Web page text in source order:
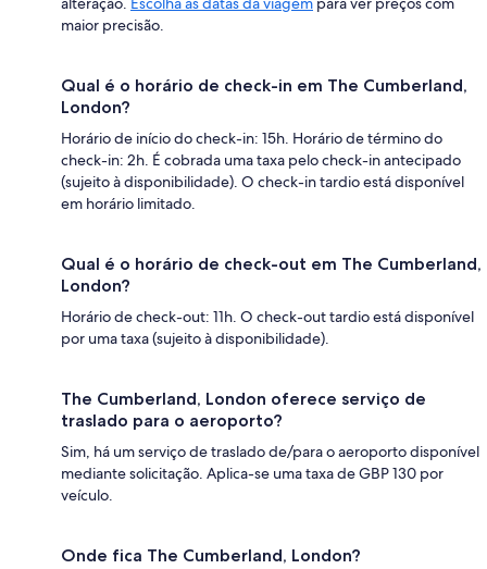
maior precisão.
Qual é o horário de check-in em The Cumberland,
London?
Horário de início do check-in: 15h. Horário de término do
check-in: 2h. É cobrada uma taxa pelo check-in antecipado
(sujeito à disponibilidade). O check-in tardio está disponível
em horário limitado.
Qual é o horário de check-out em The Cumberland,
London?
Horário de check-out: 11h. O check-out tardio está disponível
por uma taxa (sujeito à disponibilidade).
The Cumberland, London oferece serviço de
traslado para o aeroporto?
Sim, há um serviço de traslado de/para o aeroporto disponível
mediante solicitação. Aplica-se uma taxa de GBP 130 por
veículo.
Onde fica The Cumberland, London?